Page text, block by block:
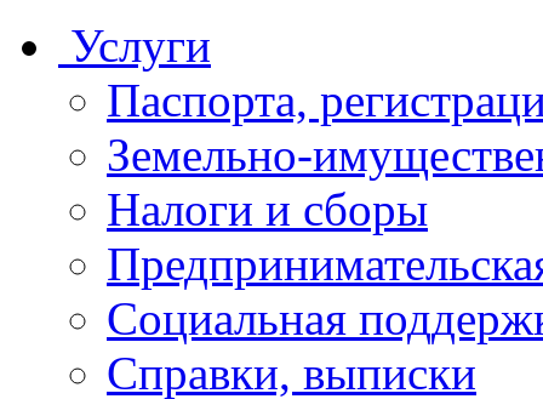
Услуги
Паспорта,
Земельно-
Налоги и сборы
Социальная
Справки, выписки